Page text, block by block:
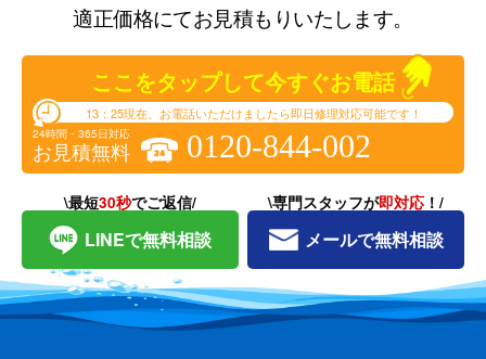
適正価格にてお見積もりいたします。
ここをタップして今すぐお電話
13：25現在、お電話いただけましたら即日修理対応可能です！
24時間・365日対応
お見積無料 0120-844-002
LINEで無料相談
\最短30秒でご返信/
メールで無料相談
\専門スタッフが即対応 ！/